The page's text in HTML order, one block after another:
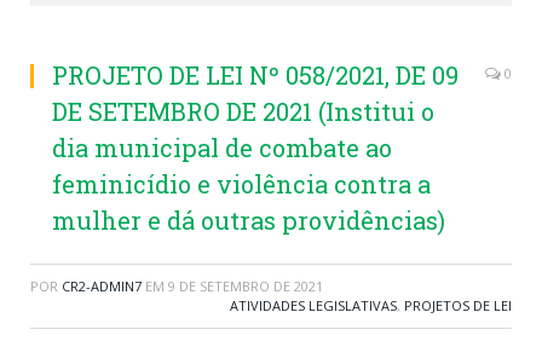
PROJETO DE LEI Nº 058/2021, DE 09
DE SETEMBRO DE 2021 (Institui o
dia municipal de combate ao
feminicídio e violência contra a
mulher e dá outras providências)
0
POR CR2-ADMIN7 EM 9 DE SETEMBRO DE 2021
ATIVIDADES LEGISLATIVAS, PROJETOS DE LEI